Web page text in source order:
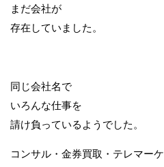
まだ会社が
存在していました。
同じ会社名で
いろんな仕事を
請け負っているようでした。
コンサル・金券買取・テレマー